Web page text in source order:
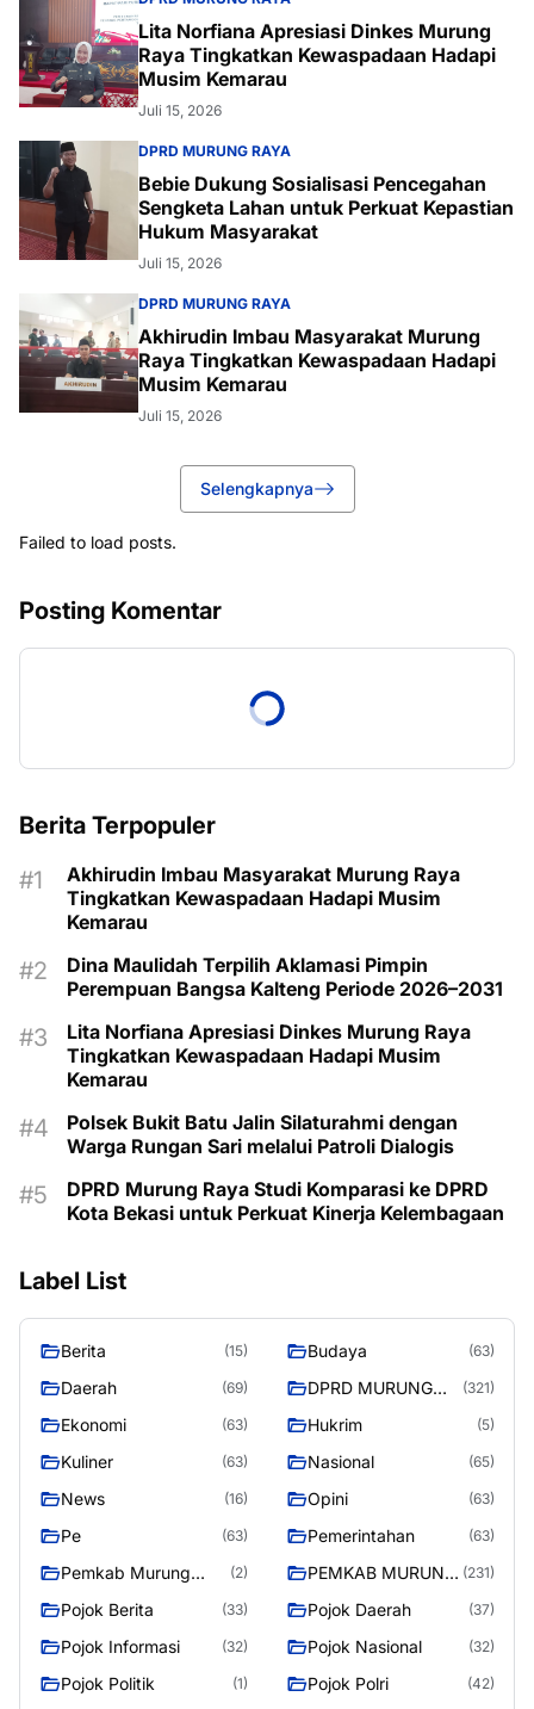
Lita Norfiana Apresiasi Dinkes Murung
Raya Tingkatkan Kewaspadaan Hadapi
Musim Kemarau
Juli 15, 2026
DPRD MURUNG RAYA
Bebie Dukung Sosialisasi Pencegahan
Sengketa Lahan untuk Perkuat Kepastian
Hukum Masyarakat
Juli 15, 2026
DPRD MURUNG RAYA
Akhirudin Imbau Masyarakat Murung
Raya Tingkatkan Kewaspadaan Hadapi
Musim Kemarau
Juli 15, 2026
Selengkapnya
Failed to load posts.
Posting Komentar
Berita Terpopuler
Akhirudin Imbau Masyarakat Murung Raya
Tingkatkan Kewaspadaan Hadapi Musim
Kemarau
Dina Maulidah Terpilih Aklamasi Pimpin
Perempuan Bangsa Kalteng Periode 2026–2031
Lita Norfiana Apresiasi Dinkes Murung Raya
Tingkatkan Kewaspadaan Hadapi Musim
Kemarau
Polsek Bukit Batu Jalin Silaturahmi dengan
Warga Rungan Sari melalui Patroli Dialogis
DPRD Murung Raya Studi Komparasi ke DPRD
Kota Bekasi untuk Perkuat Kinerja Kelembagaan
Label List
Berita (15) Budaya (63)
Daerah (69)
DPRD MURUNG
(321)
Ekonomi (63) Hukrim (5)
Kuliner (63) Nasional (65)
News (16) Opini (63)
Pe (63) Pemerintahan (63)
Pemkab Murung
(2)
PEMKAB MURUNG (231)
Pojok Berita (33) Pojok Daerah (37)
Pojok Informasi (32) Pojok Nasional (32)
Pojok Politik (1) Pojok Polri (42)